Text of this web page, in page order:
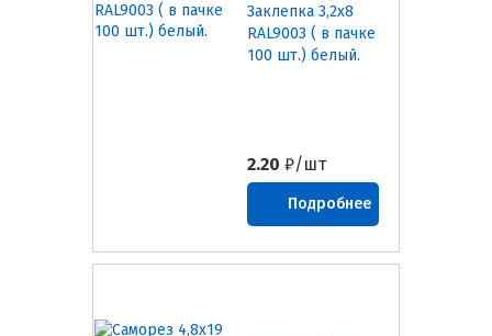
Заклепка 3,2х8
RAL9003 ( в пачке
100 шт.) белый.
2.20 ₽/шт
Подробнее